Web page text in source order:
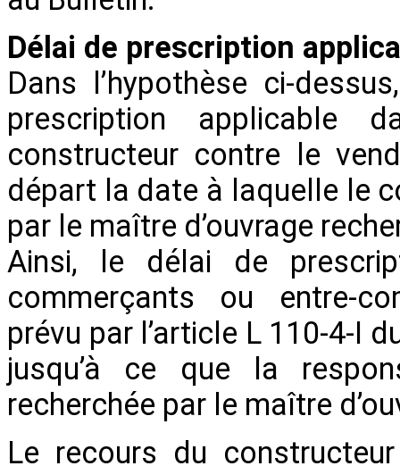
Délai de prescription
Dans l’hypothèse ci-
prescription
constructeur contre le
départ la date à laquelle le
par le maître d’ouvrage
Ainsi, le délai de
commerçants ou entre-
prévu par l’article L 110-4-I
jusqu’à ce que la
recherchée par le maître
Le recours du